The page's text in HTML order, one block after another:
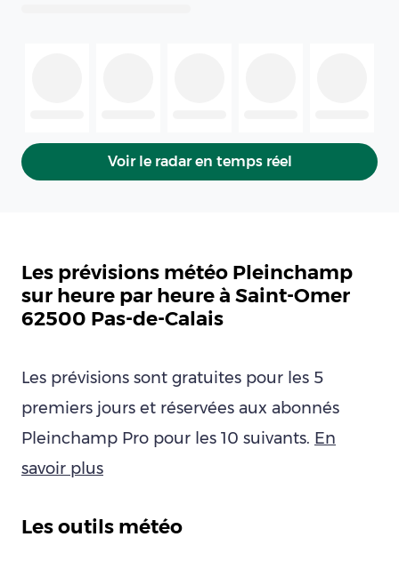
Voir le radar en temps réel
Les prévisions météo Pleinchamp
sur heure par heure à Saint-Omer
62500 Pas-de-Calais
Les prévisions sont gratuites pour les 5
premiers jours et réservées aux abonnés
Pleinchamp Pro pour les 10 suivants. En
savoir plus
Les outils météo